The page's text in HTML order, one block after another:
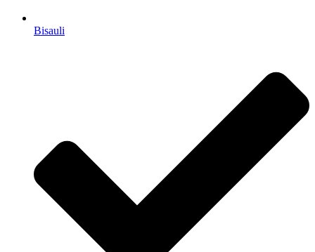
Bisauli